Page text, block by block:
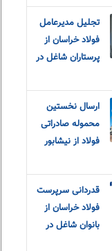
تجلیل مدیرعامل
فولاد خراسان از
پرستاران شاغل در
ارسال نخستین
محموله صادراتی
فولاد از نیشابور
قدردانی سرپرست
فولاد خراسان از
بانوان شاغل در